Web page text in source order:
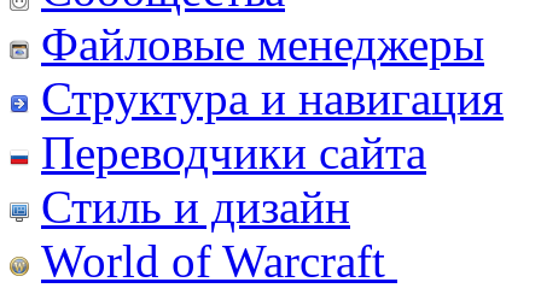
Файловые менеджеры
Структура и навигация
Переводчики сайта
Стиль и дизайн
World of Warcraft